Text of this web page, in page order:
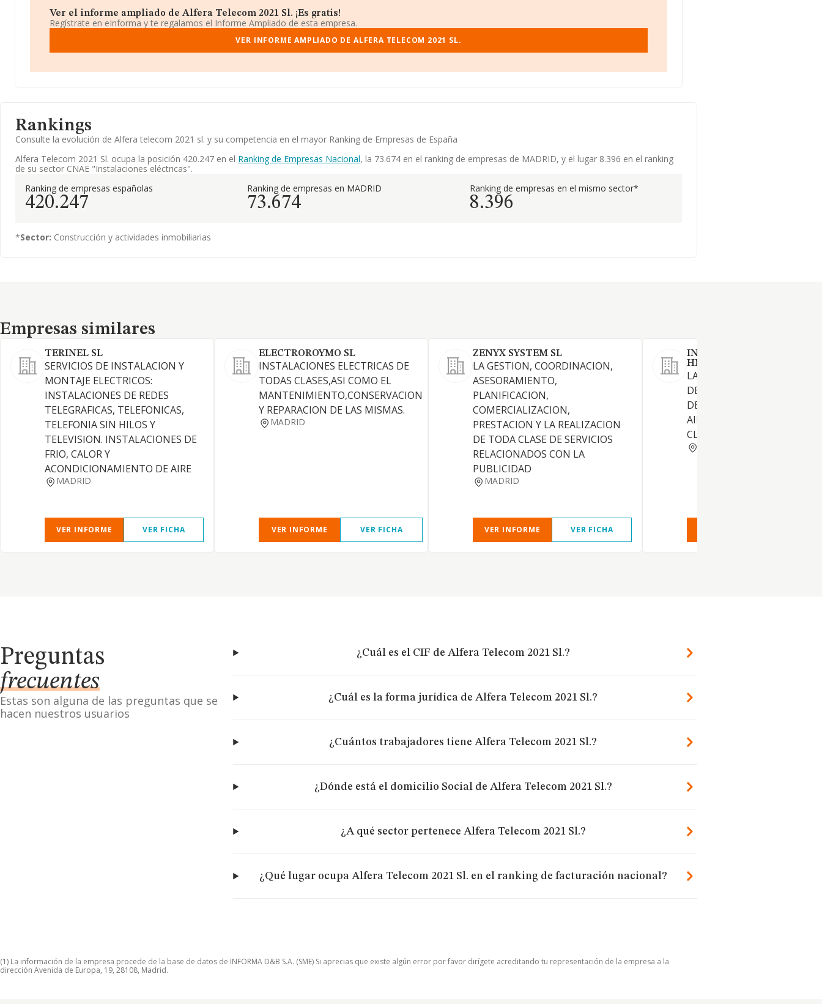
Ver el informe ampliado de Alfera Telecom 2021 Sl. ¡Es gratis!
Regístrate en eInforma y te regalamos el Informe Ampliado de esta empresa.
VER INFORME AMPLIADO DE ALFERA TELECOM 2021 SL.
Rankings
Consulte la evolución de Alfera telecom 2021 sl. y su competencia en el mayor Ranking de Empresas de España
Alfera Telecom 2021 Sl. ocupa la posición 420.247 en el Ranking de Empresas Nacional, la 73.674 en el ranking de empresas de MADRID, y el lugar 8.396 en el ranking
de su sector CNAE "Instalaciones eléctricas".
Ranking de empresas españolas
420.247
Ranking de empresas en MADRID
73.674
Ranking de empresas en el mismo sector*
8.396
*Sector: Construcción y actividades inmobiliarias
Empresas similares
Empresas similares
TERINEL SL
SERVICIOS DE INSTALACION Y
MONTAJE ELECTRICOS:
INSTALACIONES DE REDES
TELEGRAFICAS, TELEFONICAS,
TELEFONIA SIN HILOS Y
TELEVISION. INSTALACIONES DE
FRIO, CALOR Y
ACONDICIONAMIENTO DE AIRE
MADRID
VER INFORME VER FICHA
ELECTROROYMO SL
INSTALACIONES ELECTRICAS DE
TODAS CLASES,ASI COMO EL
MANTENIMIENTO,CONSERVACION
Y REPARACION DE LAS MISMAS.
MADRID
VER INFORME VER FICHA
ZENYX SYSTEM SL
LA GESTION, COORDINACION,
ASESORAMIENTO,
PLANIFICACION,
COMERCIALIZACION,
PRESTACION Y LA REALIZACION
DE TODA CLASE DE SERVICIOS
RELACIONADOS CON LA
PUBLICIDAD
MADRID
VER INFORME VER FICHA
INSTALACIONES
HNOS PEREZ MONTERO SL
LA REALIZACION DE TODO
DE INSTALACIONES
DE TELECOMUNICACIONES
AIRE ACONDICIONADO Y
CLIMATIZACION
Preguntas
frecuentes
Estas son alguna de las preguntas que se
hacen nuestros usuarios
¿Cuál es el CIF de Alfera Telecom 2021 Sl.?
¿Cuál es la forma jurídica de Alfera Telecom 2021 Sl.?
¿Cuántos trabajadores tiene Alfera Telecom 2021 Sl.?
¿Dónde está el domicilio Social de Alfera Telecom 2021 Sl.?
¿A qué sector pertenece Alfera Telecom 2021 Sl.?
¿Qué lugar ocupa Alfera Telecom 2021 Sl. en el ranking de facturación nacional?
(1) La información de la empresa procede de la base de datos de INFORMA D&B S.A. (SME) Si aprecias que existe algún error por favor dirígete acreditando tu representación de la empresa a la
dirección Avenida de Europa, 19, 28108, Madrid.